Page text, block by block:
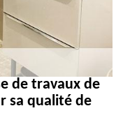
de travaux de
sa qualité de